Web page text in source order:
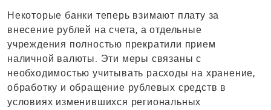
Некоторые банки теперь взимают плату за
внесение рублей на счета, а отдельные
учреждения полностью прекратили прием
наличной валюты. Эти меры связаны с
необходимостью учитывать расходы на хранение,
обработку и обращение рублевых средств в
условиях изменившихся региональных